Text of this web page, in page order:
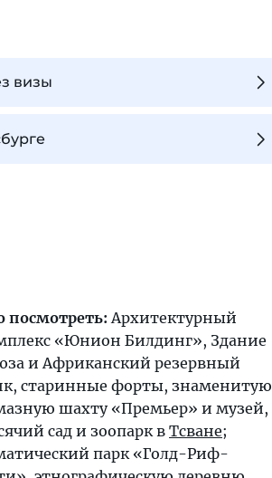
визы
посмотреть: Архитектурный
«Юнион Билдинг», Здание
и Африканский резервный
старинные форты, знаменитую
шахту «Премьер» и музей,
сад и зоопарк в Тсване;
парк «Голд-Риф-